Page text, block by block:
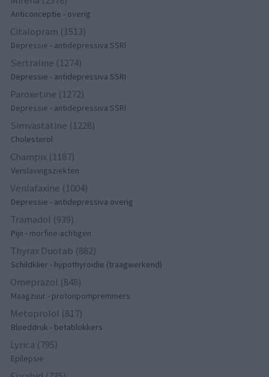
Anticonceptie - overig
Citalopram (1513)
Depressie - antidepressiva SSRI
Sertraline (1274)
Depressie - antidepressiva SSRI
Paroxetine (1272)
Depressie - antidepressiva SSRI
Simvastatine (1228)
Cholesterol
Champix (1187)
Verslavingsziekten
Venlafaxine (1004)
Depressie - antidepressiva overig
Tramadol (939)
Pijn - morfine-achtigen
Thyrax Duotab (882)
Schildklier - hypothyroidie (traagwerkend)
Omeprazol (848)
Maagzuur - protonpompremmers
Metoprolol (817)
Bloeddruk - betablokkers
Lyrica (795)
Epilepsie